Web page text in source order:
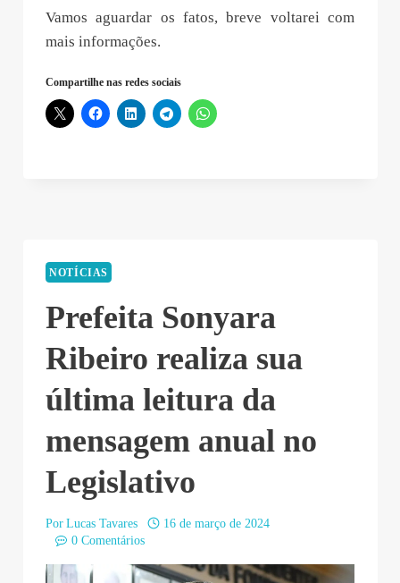
Vamos aguardar os fatos, breve voltarei com
mais informações.
Compartilhe nas redes sociais
NOTÍCIAS
Prefeita Sonyara
Ribeiro realiza sua
última leitura da
mensagem anual no
Legislativo
Por Lucas Tavares
16 de março de 2024
0 Comentários